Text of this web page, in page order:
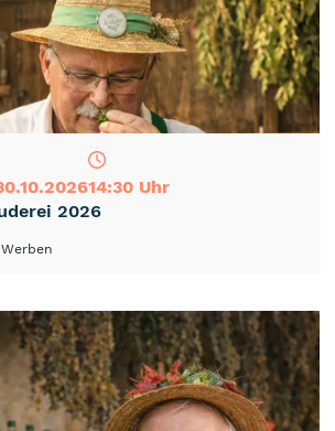
14:30 Uhr
2026
| Werben